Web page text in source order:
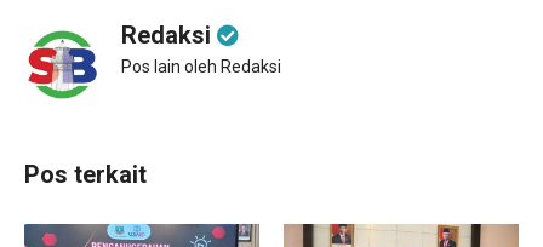
Redaksi
Pos lain oleh Redaksi
Pos terkait